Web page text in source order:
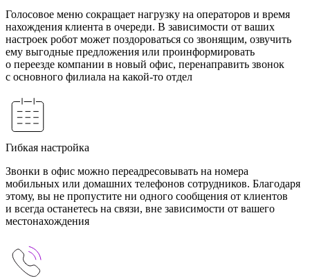
Голосовое меню сокращает нагрузку на операторов и время
нахождения клиента в очереди. В зависимости от ваших
настроек робот может поздороваться со звонящим, озвучить
ему выгодные предложения или проинформировать
о переезде компании в новый офис, перенаправить звонок
с основного филиала на какой-то отдел
Гибкая настройка
Звонки в офис можно переадресовывать на номера
мобильных или домашних телефонов сотрудников. Благодаря
этому, вы не пропустите ни одного сообщения от клиентов
и всегда останетесь на связи, вне зависимости от вашего
местонахождения